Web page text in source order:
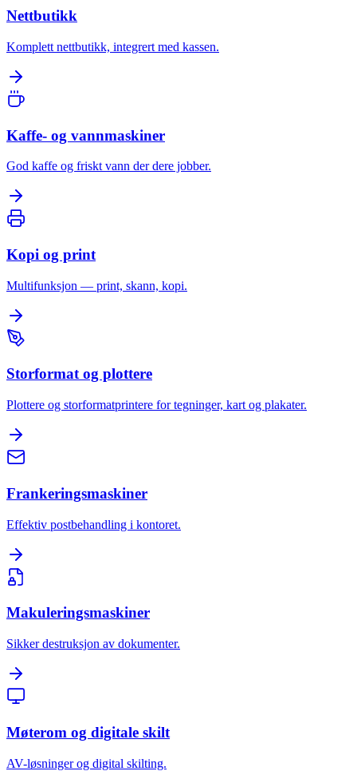
Nettbutikk
Komplett nettbutikk, integrert med kassen.
Kaffe- og vannmaskiner
God kaffe og friskt vann der dere jobber.
Kopi og print
Multifunksjon — print, skann, kopi.
Storformat og plottere
Plottere og storformatprintere for tegninger, kart og plakater.
Frankeringsmaskiner
Effektiv postbehandling i kontoret.
Makuleringsmaskiner
Sikker destruksjon av dokumenter.
Møterom og digitale skilt
AV-løsninger og digital skilting.